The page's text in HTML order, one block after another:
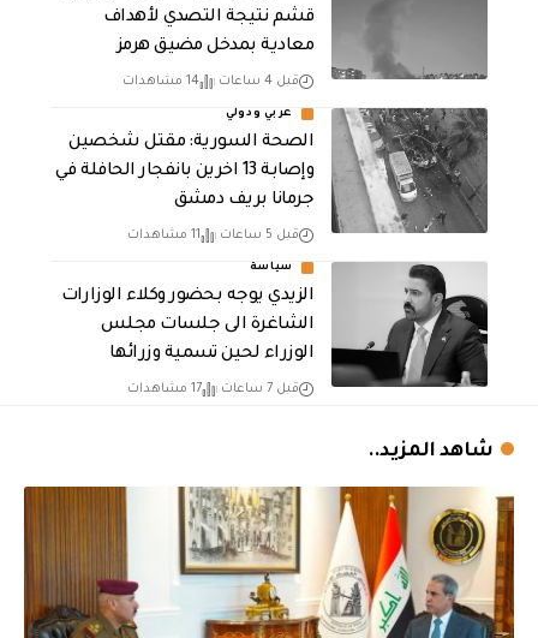
قشم نتيجة التصدي لأهداف
معادية بمدخل مضيق هرمز
قبل 4 ساعات 14 مشاهدات
عربي ودولي
الصحة السورية: مقتل شخصين
وإصابة 13 اخرين بانفجار الحافلة في
جرمانا بريف دمشق
قبل 5 ساعات 11 مشاهدات
سياسة
الزيدي يوجه بحضور وكلاء الوزارات
الشاغرة الى جلسات مجلس
الوزراء لحين تسمية وزرائها
قبل 7 ساعات 17 مشاهدات
شاهد المزيد..